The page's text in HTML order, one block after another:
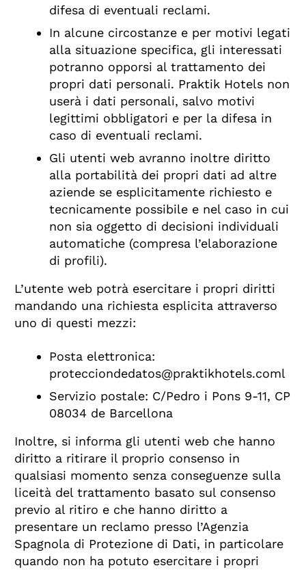
difesa di eventuali reclami.
In alcune circostanze e per motivi legati
alla situazione specifica, gli interessati
potranno opporsi al trattamento dei
propri dati personali. Praktik Hotels non
userà i dati personali, salvo motivi
legittimi obbligatori e per la difesa in
caso di eventuali reclami.
Gli utenti web avranno inoltre diritto
alla portabilità dei propri dati ad altre
aziende se esplicitamente richiesto e
tecnicamente possibile e nel caso in cui
non sia oggetto di decisioni individuali
automatiche (compresa l’elaborazione
di profili).
L’utente web potrà esercitare i propri diritti
mandando una richiesta esplicita attraverso
uno di questi mezzi:
Posta elettronica:
protecciondedatos@praktikhotels.coml
Servizio postale: C/Pedro i Pons 9-11, CP
08034 de Barcellona
Inoltre, si informa gli utenti web che hanno
diritto a ritirare il proprio consenso in
qualsiasi momento senza conseguenze sulla
liceità del trattamento basato sul consenso
previo al ritiro e che hanno diritto a
presentare un reclamo presso l’Agenzia
Spagnola di Protezione di Dati, in particolare
quando non ha potuto esercitare i propri